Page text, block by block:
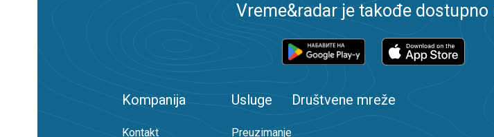
Vreme&radar je takođe dostupno
Kompanija
Kontakt
Usluge
Preuzimanje
Društvene mreže